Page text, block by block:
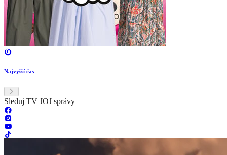
Najvyšší čas
Sleduj TV JOJ správy